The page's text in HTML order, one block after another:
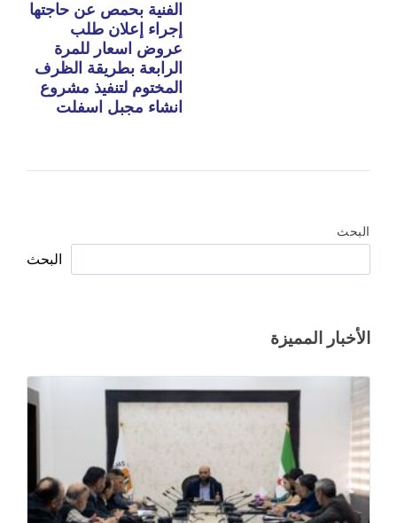
الفنية بحمص عن حاجتها
إجراء إعلان طلب
عروض اسعار للمرة
الرابعة بطريقة الظرف
المختوم لتنفيذ مشروع
انشاء مجبل اسفلت
البحث
البحث
الأخبار المميزة